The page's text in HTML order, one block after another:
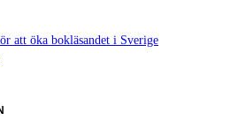
att öka bokläsandet i Sverige